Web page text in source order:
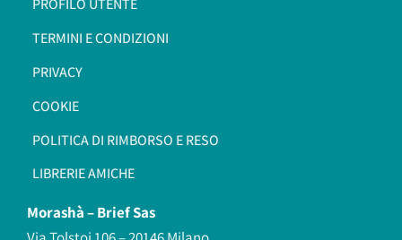
PROFILO UTENTE
TERMINI E CONDIZIONI
PRIVACY
COOKIE
POLITICA DI RIMBORSO E RESO
LIBRERIE AMICHE
Morashà –Brief Sas